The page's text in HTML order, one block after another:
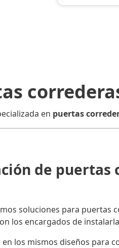
en puertas
de puertas
soluciones para puertas
los encargados de
los mismos diseños para